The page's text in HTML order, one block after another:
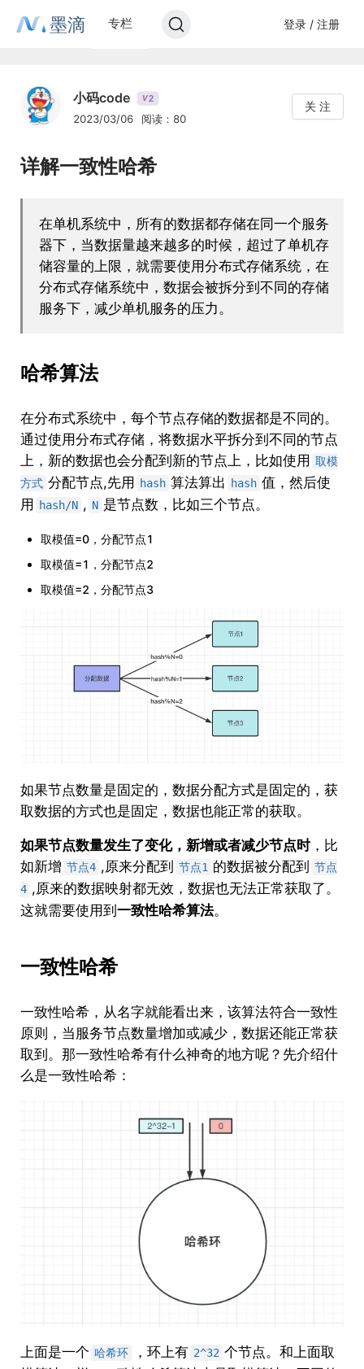
墨滴 专栏 登录 / 注册
小码code V2
2023/03/06 阅读：80
关 注
详解一致性哈希
在单机系统中，所有的数据都存储在同一个服务
器下，当数据量越来越多的时候，超过了单机存
储容量的上限，就需要使用分布式存储系统，在
分布式存储系统中，数据会被拆分到不同的存储
服务下，减少单机服务的压力。
哈希算法
在分布式系统中，每个节点存储的数据都是不同的。
通过使用分布式存储，将数据水平拆分到不同的节点
上，新的数据也会分配到新的节点上，比如使用 取模
方式 分配节点,先用 hash 算法算出 hash 值，然后使
用
hash/N , N 是节点数，比如三个节点。
取模值=0，分配节点1
取模值=1，分配节点2
取模值=2，分配节点3
如果节点数量是固定的，数据分配方式是固定的，获
取数据的方式也是固定，数据也能正常的获取。
如果节点数量发生了变化，新增或者减少节点时，比
如新增 节点4 ,原来分配到 节点1 的数据被分配到 节点
4 ,原来的数据映射都无效，数据也无法正常获取了。
这就需要使用到一致性哈希算法。
一致性哈希
一致性哈希，从名字就能看出来，该算法符合一致性
原则，当服务节点数量增加或减少，数据还能正常获
取到。那一致性哈希有什么神奇的地方呢？先介绍什
么是一致性哈希：
上面是一个 哈希环 ，环上有 2^32 个节点。和上面取